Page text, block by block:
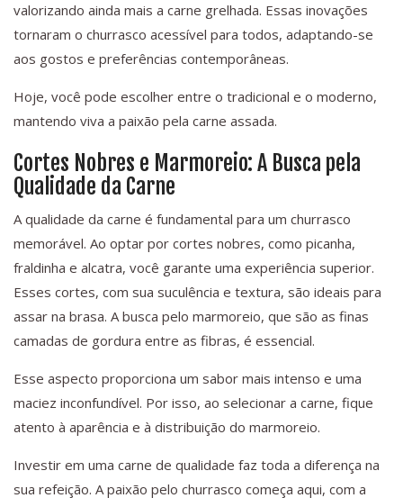
valorizando ainda mais a carne grelhada. Essas inovações
tornaram o churrasco acessível para todos, adaptando-se
aos gostos e preferências contemporâneas.
Hoje, você pode escolher entre o tradicional e o moderno,
mantendo viva a paixão pela carne assada.
Cortes Nobres e Marmoreio: A Busca pela
Qualidade da Carne
A qualidade da carne é fundamental para um churrasco
memorável. Ao optar por cortes nobres, como picanha,
fraldinha e alcatra, você garante uma experiência superior.
Esses cortes, com sua suculência e textura, são ideais para
assar na brasa. A busca pelo marmoreio, que são as finas
camadas de gordura entre as fibras, é essencial.
Esse aspecto proporciona um sabor mais intenso e uma
maciez inconfundível. Por isso, ao selecionar a carne, fique
atento à aparência e à distribuição do marmoreio.
Investir em uma carne de qualidade faz toda a diferença na
sua refeição. A paixão pelo churrasco começa aqui, com a